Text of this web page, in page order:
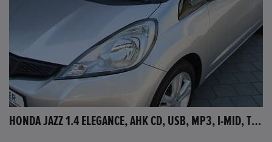
HONDA JAZZ 1.4 ELEGANCE, AHK CD, USB, MP3, I-MID, TEMPOMAT, AUX-IN